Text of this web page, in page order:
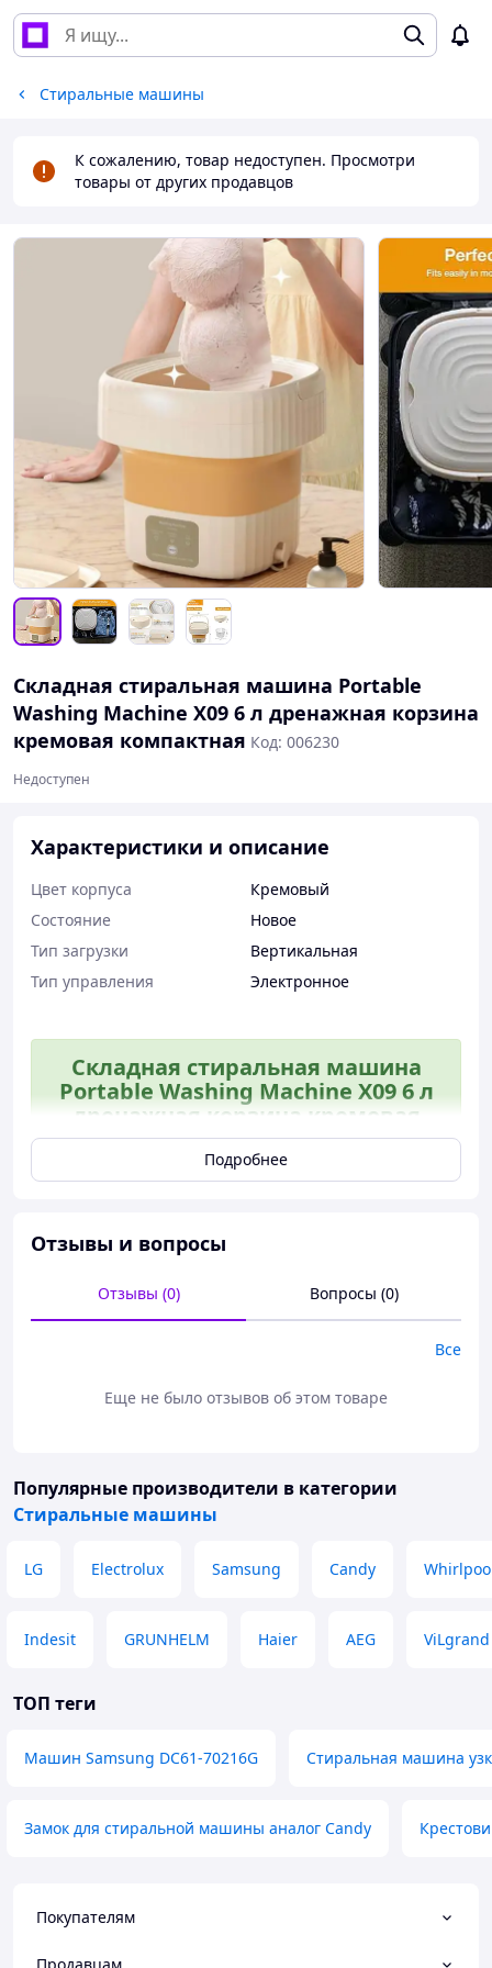
Стиральные машины
К сожалению, товар недоступен. Просмотри
товары от других продавцов
Складная стиральная машина Portable
Washing Machine X09 6 л дренажная корзина
кремовая компактная Код: 006230
Недоступен
Характеристики и описание
Цвет корпуса
Кремовый
Состояние
Новое
Тип загрузки
Вертикальная
Тип управления
Электронное
Складная стиральная машина
Portable Washing Machine X09 6 л
дренажная корзина кремовая
компактная
Складная стиральная машина с корзиной для
мини-стиральная машина, портативная
стиральная машина - емкость 6 л,
идеально подходит для компактного
. Тип: складная стиральная машина
. Подключение: электропитание
Подробнее
Отзывы и вопросы
Отзывы (0) Вопросы (0)
Все
Еще не было отзывов об этом товаре
Популярные производители в категории
Стиральные машины
LG Electrolux Samsung Candy
Indesit GRUNHELM Haier AEG ViLgrand
ТОП теги
Машин Samsung DC61-70216G Стиральная машина
Замок для стиральной машины аналог Candy
Покупателям
Продавцам